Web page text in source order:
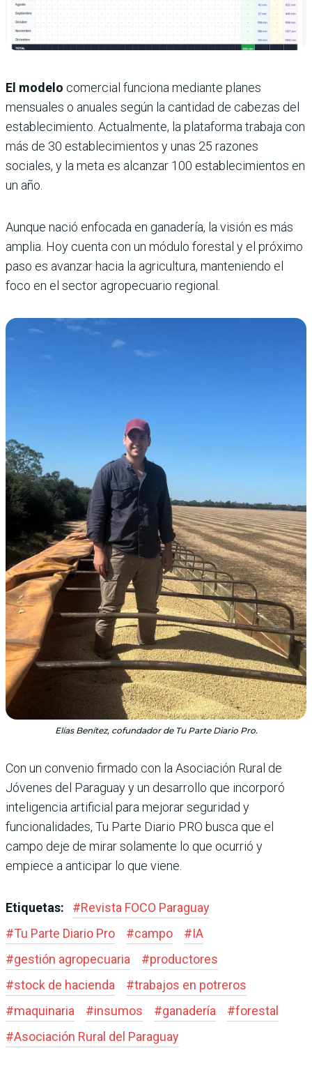
El modelo comercial funciona mediante planes
mensuales o anuales según la cantidad de cabezas del
establecimiento. Actualmente, la plataforma trabaja con
más de 30 establecimientos y unas 25 razones
sociales, y la meta es alcanzar 100 establecimientos en
un año.
Aunque nació enfocada en ganadería, la visión es más
amplia. Hoy cuenta con un módulo forestal y el próximo
paso es avanzar hacia la agricultura, manteniendo el
foco en el sector agropecuario regional.
Elías Benítez, cofundador de Tu Parte Diario Pro.
Con un convenio firmado con la Asociación Rural de
Jóvenes del Paraguay y un desarrollo que incorporó
inteligencia artificial para mejorar seguridad y
funcionalidades, Tu Parte Diario PRO busca que el
campo deje de mirar solamente lo que ocurrió y
empiece a anticipar lo que viene.
Etiquetas: #Revista FOCO Paraguay
#Tu Parte Diario Pro #campo #IA
#gestión agropecuaria #productores
#stock de hacienda #trabajos en potreros
#maquinaria #insumos #ganadería #forestal
#Asociación Rural del Paraguay